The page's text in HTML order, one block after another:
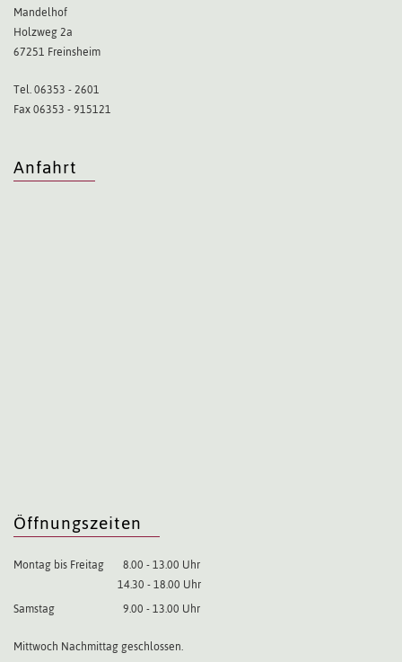
Mandelhof
Holzweg 2a
67251 Freinsheim
Tel. 06353 - 2601
Fax 06353 - 915121
Anfahrt
Öffnungszeiten
Montag bis Freitag
8.00 - 13.00 Uhr
14.30 - 18.00 Uhr
Samstag
9.00 - 13.00 Uhr
Mittwoch Nachmittag geschlossen.